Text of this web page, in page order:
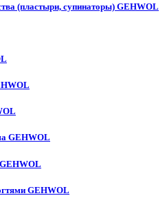
(пластыри, супинаторы) GEHWOL
GEHWOL
GEHWOL
GEHWOL